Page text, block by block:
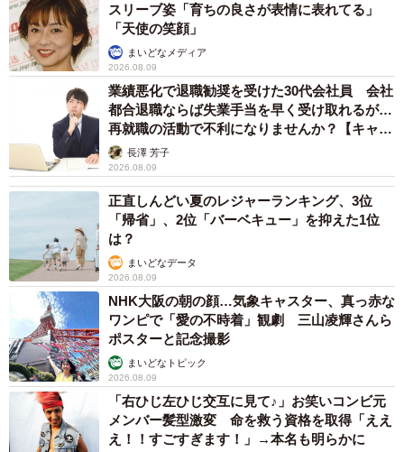
スリーブ姿「育ちの良さが表情に表れてる」
「天使の笑顔」
まいどなメディア
2026.08.09
業績悪化で退職勧奨を受けた30代会社員 会社
都合退職ならば失業手当を早く受け取れるが…
再就職の活動で不利になりませんか？【キャリ
アカウンセラーが解説】
長澤 芳子
2026.08.09
正直しんどい夏のレジャーランキング、3位
「帰省」、2位「バーベキュー」を抑えた1位
は？
まいどなデータ
2026.08.09
NHK大阪の朝の顔…気象キャスター、真っ赤な
ワンピで「愛の不時着」観劇 三山凌輝さんら
ポスターと記念撮影
まいどなトピック
2026.08.09
「右ひじ左ひじ交互に見て♪」お笑いコンビ元
メンバー髪型激変 命を救う資格を取得「ええ
え！！すごすぎます！」→本名も明らかに